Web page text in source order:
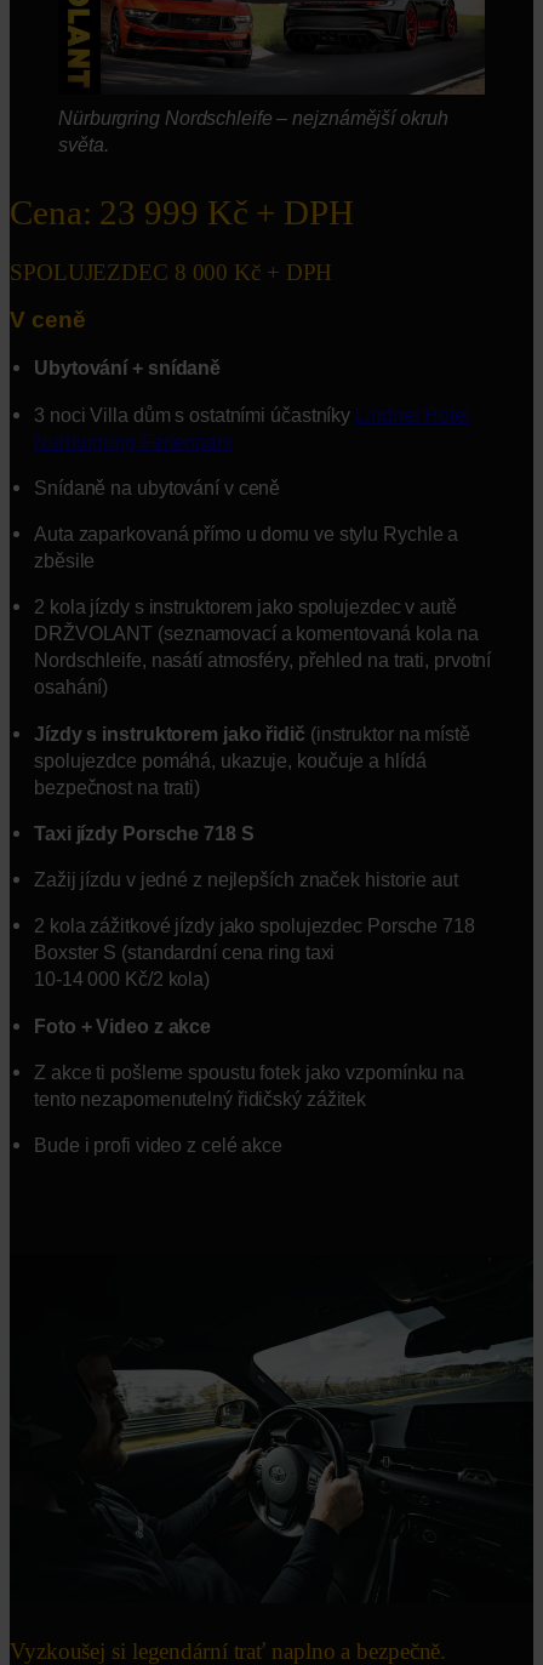
Nürburgring Nordschleife – nejznámější okruh
světa.
Cena: 23 999 Kč + DPH
SPOLUJEZDEC 8 000 Kč + DPH
V ceně
Ubytování + snídaně
3 noci Villa dům s ostatními účastníky Lindner Hotel
Nurburgring Ferienpark
Snídaně na ubytování v ceně
Auta zaparkovaná přímo u domu ve stylu Rychle a
zběsile
2 kola jízdy s instruktorem jako spolujezdec v autě
DRŽVOLANT (seznamovací a komentovaná kola na
Nordschleife, nasátí atmosféry, přehled na trati, prvotní
osahání)
Jízdy s instruktorem jako řidič (instruktor na místě
spolujezdce pomáhá, ukazuje, koučuje a hlídá
bezpečnost na trati)
Taxi jízdy Porsche 718 S
Zažij jízdu v jedné z nejlepších značek historie aut
2 kola zážitkové jízdy jako spolujezdec Porsche 718
Boxster S (standardní cena ring taxi
10-14 000 Kč/2 kola)
Foto + Video z akce
Z akce ti pošleme spoustu fotek jako vzpomínku na
tento nezapomenutelný řidičský zážitek
Bude i profi video z celé akce
Vyzkoušej si legendární trať naplno a bezpečně.